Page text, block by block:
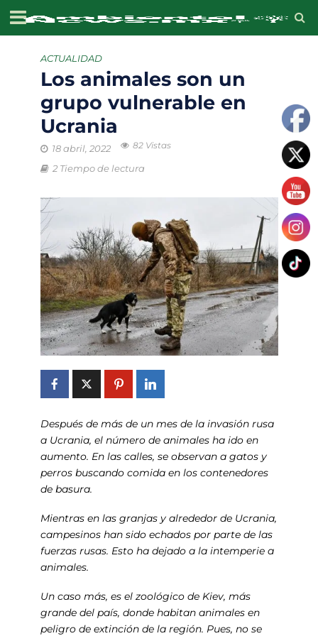
ACTUALIDAD
Los animales son un
grupo vulnerable en
Ucrania
18 abril, 2022 82 Vistas
2 Tiempo de lectura
Después de más de un mes de la invasión rusa
a Ucrania, el número de animales ha ido en
aumento. En las calles, se observan a gatos y
perros buscando comida en los contenedores
de basura.
Mientras en las granjas y alrededor de Ucrania,
campesinos han sido echados por parte de las
fuerzas rusas. Esto ha dejado a la intemperie a
animales.
Un caso más, es el zoológico de Kiev, más
grande del país, donde habitan animales en
peligro de extinción de la región. Pues, no se